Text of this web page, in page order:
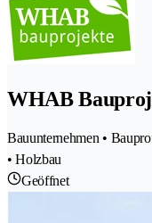
WHAB
Bauunternehmen •
• Holzbau
Geöffnet